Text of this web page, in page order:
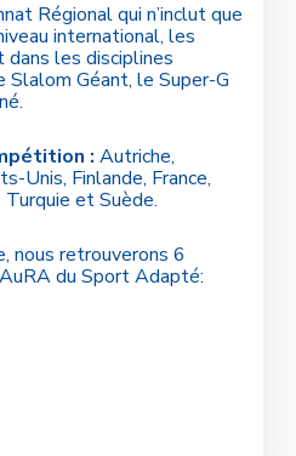
Régional qui n’inclut que
international, les
dans les disciplines
Slalom Géant, le Super-G
: Autriche,
Unis, Finlande, France,
Turquie et Suède.
nous retrouverons 6
du Sport Adapté: